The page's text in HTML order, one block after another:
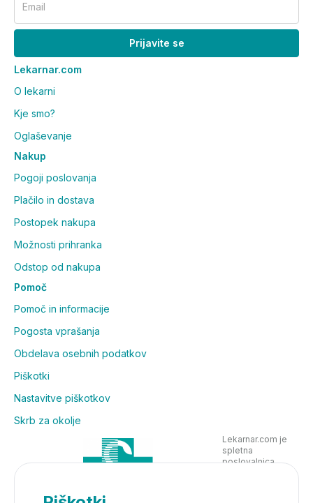
Email
Prijavite se
Lekarnar.com
O lekarni
Kje smo?
Oglaševanje
Nakup
Pogoji poslovanja
Plačilo in dostava
Postopek nakupa
Možnosti prihranka
Odstop od nakupa
Pomoč
Pomoč in informacije
Pogosta vprašanja
Obdelava osebnih podatkov
Piškotki
Nastavitve piškotkov
Skrb za okolje
Lekarnar.com je
spletna
poslovalnica